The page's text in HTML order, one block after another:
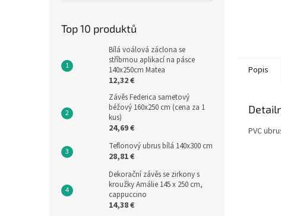
Top 10 produktů
Bílá voálová záclona se
stříbrnou aplikací na pásce
140x250cm Matea
12,32 €
Závěs Federica sametový
béžový 160x250 cm (cena za 1
kus)
24,69 €
Teflonový ubrus bílá 140x300 cm
28,81 €
Dekorační závěs se zirkony s
kroužky Amálie 145 x 250 cm,
cappuccino
14,38 €
Popis
PVC